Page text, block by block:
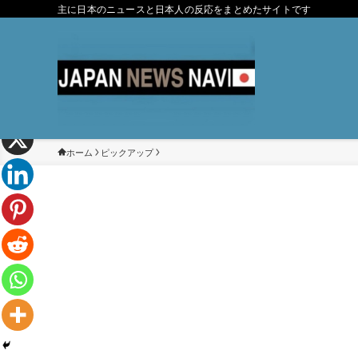
主に日本のニュースと日本人の反応をまとめたサイトです
ホーム ピックアップ